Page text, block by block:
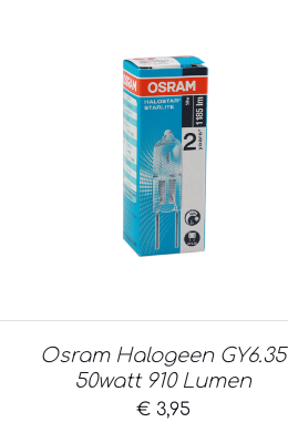
Osram Halogeen GY6.35
50watt 910 Lumen
€3,95